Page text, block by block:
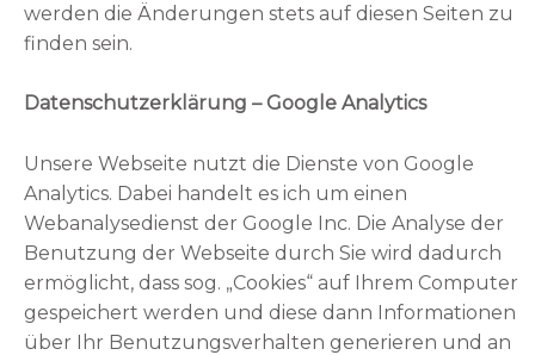
werden die Änderungen stets auf diesen Seiten zu
finden sein.
Datenschutzerklärung – Google Analytics
Unsere Webseite nutzt die Dienste von Google
Analytics. Dabei handelt es ich um einen
Webanalysedienst der Google Inc. Die Analyse der
Benutzung der Webseite durch Sie wird dadurch
ermöglicht, dass sog. „Cookies“ auf Ihrem Computer
gespeichert werden und diese dann Informationen
über Ihr Benutzungsverhalten generieren und an